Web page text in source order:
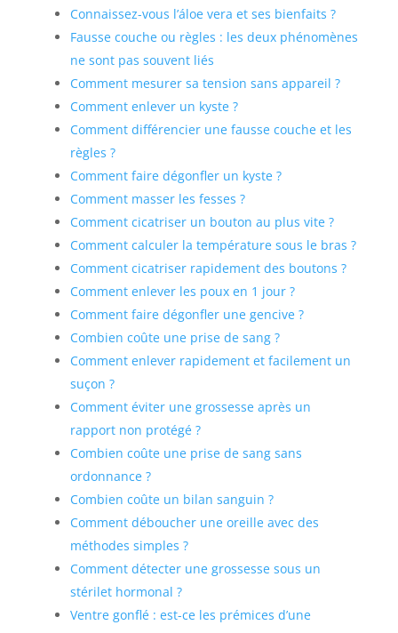
Connaissez-vous l’áloe vera et ses bienfaits ?
Fausse couche ou règles : les deux phénomènes
ne sont pas souvent liés
Comment mesurer sa tension sans appareil ?
Comment enlever un kyste ?
Comment différencier une fausse couche et les
règles ?
Comment faire dégonfler un kyste ?
Comment masser les fesses ?
Comment cicatriser un bouton au plus vite ?
Comment calculer la température sous le bras ?
Comment cicatriser rapidement des boutons ?
Comment enlever les poux en 1 jour ?
Comment faire dégonfler une gencive ?
Combien coûte une prise de sang ?
Comment enlever rapidement et facilement un
suçon ?
Comment éviter une grossesse après un
rapport non protégé ?
Combien coûte une prise de sang sans
ordonnance ?
Combien coûte un bilan sanguin ?
Comment déboucher une oreille avec des
méthodes simples ?
Comment détecter une grossesse sous un
stérilet hormonal ?
Ventre gonflé : est-ce les prémices d’une